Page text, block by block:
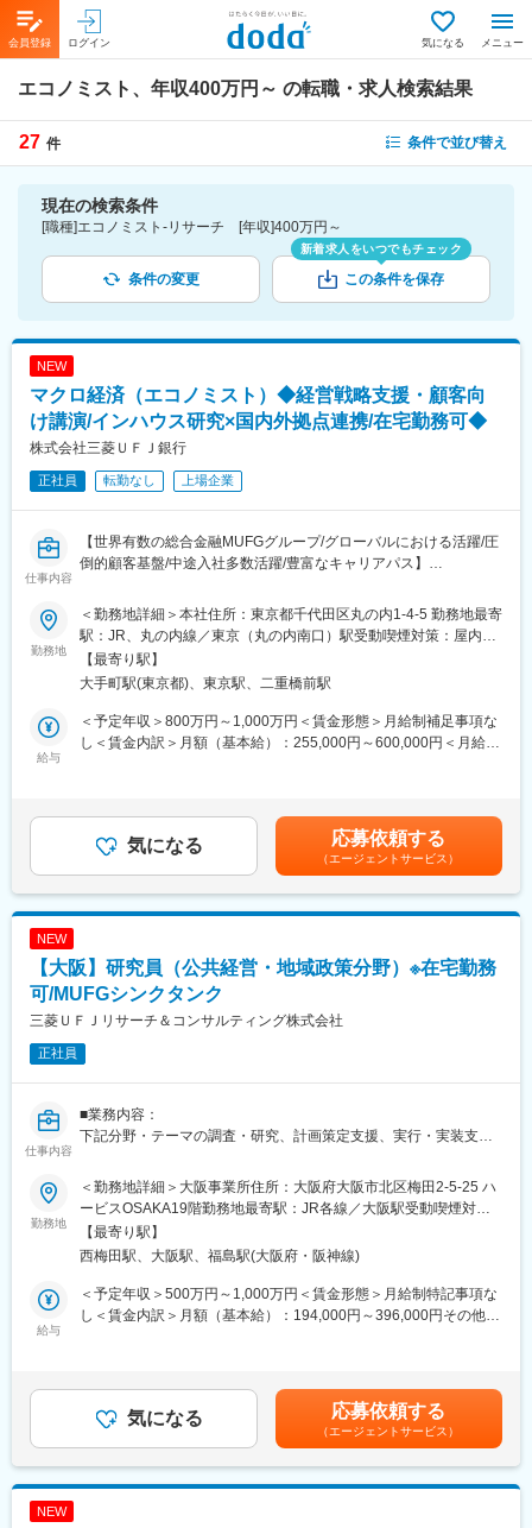
会員登録 ログイン 気になる メニュー
エコノミスト、年収400万円～ の転職・求人検索結果
27 件 条件で並び替え
現在の検索条件
[職種]エコノミスト-リサーチ [年収]400万円～
条件の変更
新着求人をいつでもチェック
この条件を保存
NEW
マクロ経済（エコノミスト）◆経営戦略支援・顧客向
け講演/インハウス研究×国内外拠点連携/在宅勤務可◆
株式会社三菱ＵＦＪ銀行
正社員 転勤なし 上場企業
仕事内容
【世界有数の総合金融MUFGグループ/グローバルにおける活躍/圧
倒的顧客基盤/中途入社多数活躍/豊富なキャリアパス】
・マクロ経済や金融市場に係る調査分析とレポート・資料の作成
・社内の役員・他部署宛の経済動向説明や、社外の顧客等向けの
レクチャー・講演の実施
・銀行の経営・リスク管理に係るマクロ経済シナリオの策定、等
※調査分析をご担当頂く地域・分野は、経験や適性等を踏まえて決
■組織構成：
調査班3チームを配するほか、名古屋・大阪・ニューヨーク・ロン
ドン・香港に駐在を置いています。今回の募集ポストは「経済調
査Gr.」の経済調査班に配属されるエコノミストです。
は三菱UFJ銀行のウェブサイト内「経済・産業レポートとマーケ
ット情報」に掲載されています
（https://www.bk.mufg.jp/rept_mkt/index.html）。
・東京でマクロ経済調査をしながら、金融・政策調査の担当者や
ニューヨーク・ロンドン・香港・名古屋・大阪の室員と接点を持
・出社と在宅勤務を組み合わせた柔軟な働き方が可能です。
変更の範囲：会社の定める業務
勤務地
＜勤務地詳細＞本社住所：東京都千代田区丸の内1-4-5 勤務地最寄
駅：JR、丸の内線／東京（丸の内南口）駅受動喫煙対策：屋内全
面禁煙変更の範囲：会社の定める事業所（リモートワーク含む）
【最寄り駅】
大手町駅(東京都)、東京駅、二重橋前駅
給与
＜予定年収＞800万円～1,000万円＜賃金形態＞月給制補足事項な
し＜賃金内訳＞月額（基本給）：255,000円～600,000円＜月給＞
であり、選考を通じて上下する可能性があります。月給(月額)は固
定手当を含めた表記です。
気になる 応募依頼する
（エージェントサービス）
NEW
【大阪】研究員（公共経営・地域政策分野）※在宅勤務
可/MUFGシンクタンク
三菱ＵＦＪリサーチ＆コンサルティング株式会社
正社員
仕事内容
■業務内容：
下記分野・テーマの調査・研究、計画策定支援、実行・実装支援
・自治体経営（総合計画、行政評価、PFS/SIB他）
・PFI/PPP
・産業振興（地域中小企業、観光、ものづくり産業、メディア・
コンテンツ他）
・地域社会・地域産業のデジタル化、脱炭素化
・国土保全・農山漁村振興
・防災・防犯
・人材育成・教育
※ご自身のキャリアを活かした分野・テーマを軸としつつ、複数の
勤務地
＜勤務地詳細＞大阪事業所住所：大阪府大阪市北区梅田2-5-25 ハ
ービスOSAKA19階勤務地最寄駅：JR各線／大阪駅受動喫煙対
策：屋内全面禁煙変更の範囲：会社の定める事業所（リモートワ
ーク含む）
【最寄り駅】
西梅田駅、大阪駅、福島駅(大阪府・阪神線)
給与
＜予定年収＞500万円～1,000万円＜賃金形態＞月給制特記事項な
し＜賃金内訳＞月額（基本給）：194,000円～396,000円その他固
無＞有＜残業手当＞有＜給与補足＞※給与詳細は経験・能力・前給
等を考慮し、同社規定により決定します。※準研究員は通常勤務者
となりますので固定残業代はございません。※固定残業代相当時間
を超える時間外労働分について、割増賃金の支給なし（深夜労
働・休日労働の場合は別途割増賃金あり）■賞与：年2回（6月、
気になる 応募依頼する
（エージェントサービス）
NEW